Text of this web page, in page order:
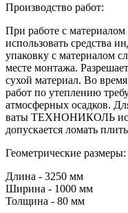
Производство работ:
При работе с
использовать средства
упаковку с материалом
месте монтажа.
сухой материал. Во
работ по утеплению
атмосферных осадков.
ваты ТЕХНОНИКОЛЬ
допускается ломать
Геометрические размеры:
Длина - 3250 мм
Ширина - 1000 мм
Толщина - 80 мм